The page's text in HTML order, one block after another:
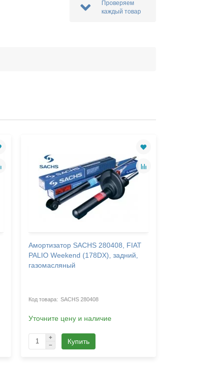
Проверяем
каждый товар
Амортизатор SACHS 280408, FIAT
PALIO Weekend (178DX), задний,
газомасляный
SACHS 280408
Уточните цену и наличие
Купить